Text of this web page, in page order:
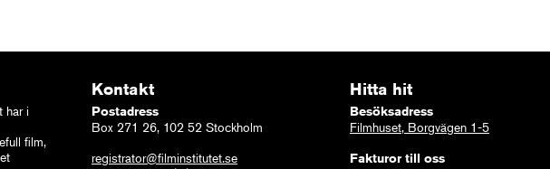
har i
film,
Kontakt
Postadress
Box 271 26, 102 52 Stockholm
registrator@filminstitutet.se
Hitta hit
Besöksadress
Filmhuset, Borgvägen 1-5
Fakturor till oss